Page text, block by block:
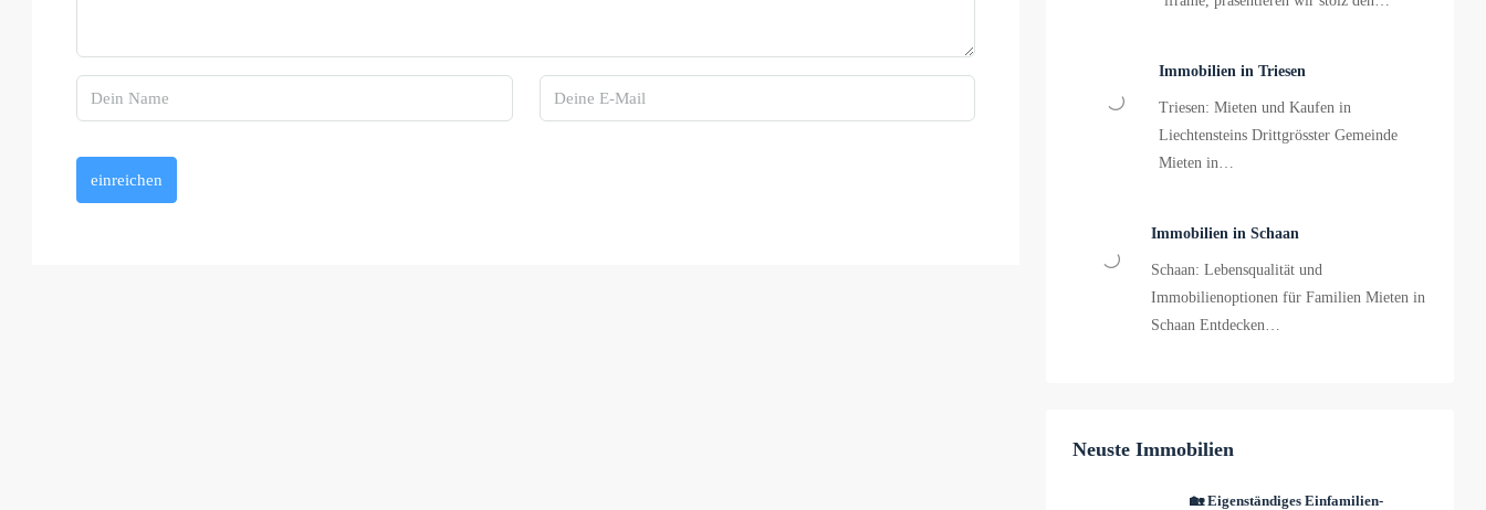
einreichen
Immobilien in Triesen
Triesen: Mieten und Kaufen in
Liechtensteins Drittgrösster Gemeinde
Mieten in…
Immobilien in Schaan
Schaan: Lebensqualität und
Immobilienoptionen für Familien Mieten in
Schaan Entdecken…
Neuste Immobilien
🏡 Eigenständiges Einfamilien-